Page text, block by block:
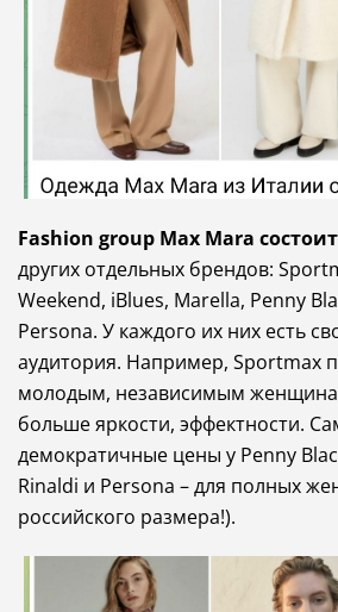
Fashion group Max Mara состоит
других отдельных брендов:
Weekend, iBlues, Marella, Penny
Persona. У каждого их них есть
аудитория. Например, Sportmax
молодым, независимым
больше яркости, эффектности.
демократичные цены у Penny
Rinaldi и Persona – для полных
российского размера!).